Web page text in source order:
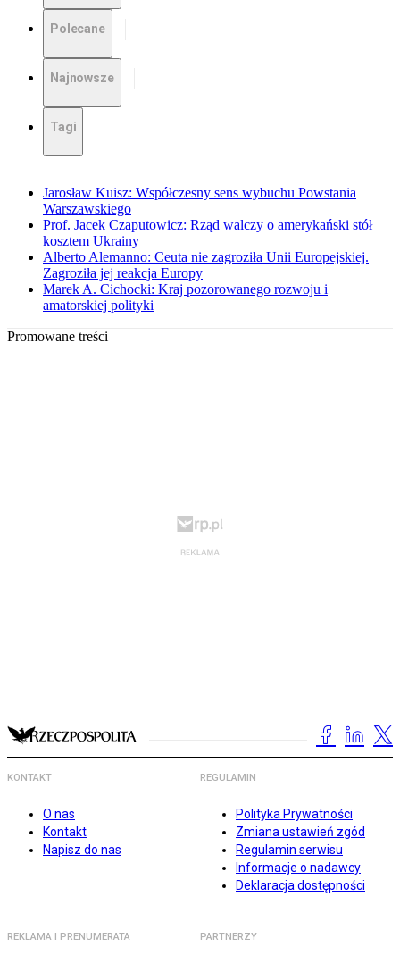
Polecane
Najnowsze
Tagi
Jarosław Kuisz: Współczesny sens wybuchu Powstania
Warszawskiego
Prof. Jacek Czaputowicz: Rząd walczy o amerykański stół
kosztem Ukrainy
Alberto Alemanno: Ceuta nie zagroziła Unii Europejskiej.
Zagroziła jej reakcja Europy
Marek A. Cichocki: Kraj pozorowanego rozwoju i
amatorskiej polityki
Promowane treści
KONTAKT
O nas
Kontakt
Napisz do nas
REGULAMIN
Polityka Prywatności
Zmiana ustawień zgód
Regulamin serwisu
Informacje o nadawcy
Deklaracja dostępności
REKLAMA I PRENUMERATA PARTNERZY